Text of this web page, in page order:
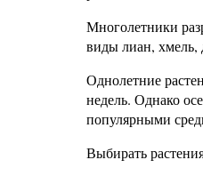
Многолетники
виды лиан, хмель,
Однолетние
недель. Однако
популярными
Выбирать